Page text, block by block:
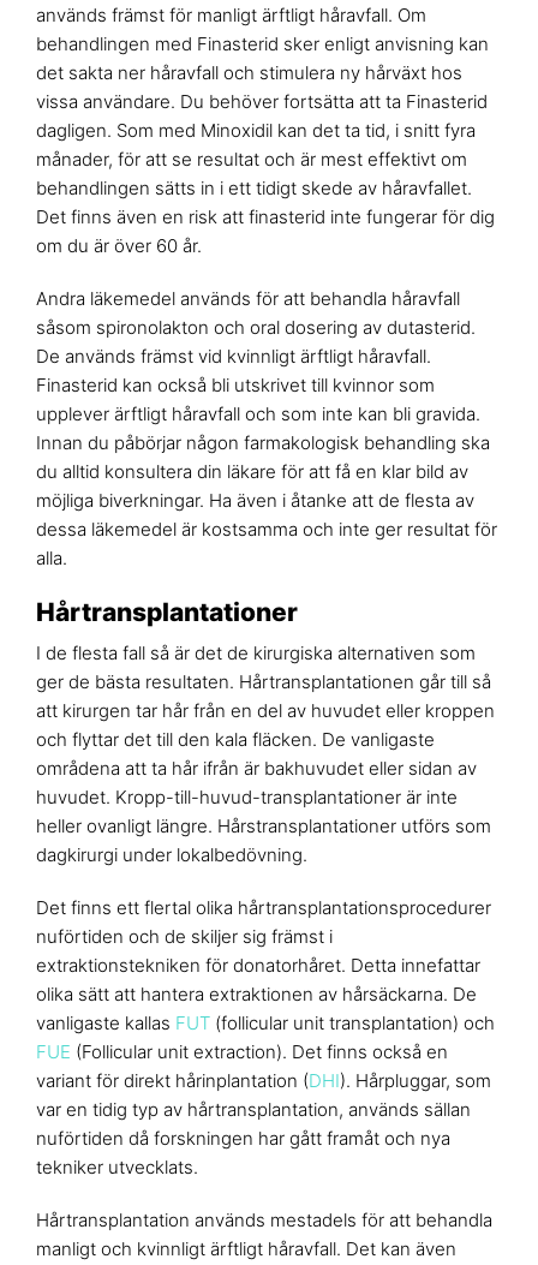
används främst för manligt ärftligt håravfall. Om
behandlingen med Finasterid sker enligt anvisning kan
det sakta ner håravfall och stimulera ny hårväxt hos
vissa användare. Du behöver fortsätta att ta Finasterid
dagligen. Som med Minoxidil kan det ta tid, i snitt fyra
månader, för att se resultat och är mest effektivt om
behandlingen sätts in i ett tidigt skede av håravfallet.
Det finns även en risk att finasterid inte fungerar för dig
om du är över 60 år.
Andra läkemedel används för att behandla håravfall
såsom spironolakton och oral dosering av dutasterid.
De används främst vid kvinnligt ärftligt håravfall.
Finasterid kan också bli utskrivet till kvinnor som
upplever ärftligt håravfall och som inte kan bli gravida.
Innan du påbörjar någon farmakologisk behandling ska
du alltid konsultera din läkare för att få en klar bild av
möjliga biverkningar. Ha även i åtanke att de flesta av
dessa läkemedel är kostsamma och inte ger resultat för
alla.
Hårtransplantationer
I de flesta fall så är det de kirurgiska alternativen som
ger de bästa resultaten. Hårtransplantationen går till så
att kirurgen tar hår från en del av huvudet eller kroppen
och flyttar det till den kala fläcken. De vanligaste
områdena att ta hår ifrån är bakhuvudet eller sidan av
huvudet. Kropp-till-huvud-transplantationer är inte
heller ovanligt längre. Hårstransplantationer utförs som
dagkirurgi under lokalbedövning.
Det finns ett flertal olika hårtransplantationsprocedurer
nuförtiden och de skiljer sig främst i
extraktionstekniken för donatorhåret. Detta innefattar
olika sätt att hantera extraktionen av hårsäckarna. De
vanligaste kallas FUT (follicular unit transplantation) och
FUE (Follicular unit extraction). Det finns också en
variant för direkt hårinplantation (DHI). Hårpluggar, som
var en tidig typ av hårtransplantation, används sällan
nuförtiden då forskningen har gått framåt och nya
tekniker utvecklats.
Hårtransplantation används mestadels för att behandla
manligt och kvinnligt ärftligt håravfall. Det kan även